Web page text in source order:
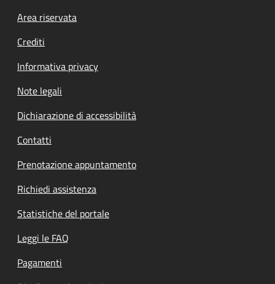
Footer menu
Area riservata
Crediti
Informativa privacy
Note legali
Dichiarazione di accessibilità
Contatti
Prenotazione appuntamento
Richiedi assistenza
Statistiche del portale
Leggi le FAQ
Pagamenti